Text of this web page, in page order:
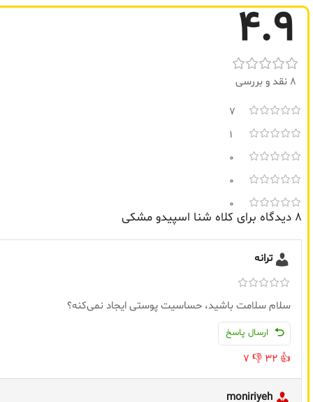
4.9
8 نقد و بررسی
7
1
0
0
0
8 دیدگاه برای کلاه شنا اسپیدو مشکی
ترانه
سلام سلامت باشید، حساسیت پوستی ایجاد نمی‌کنه؟
ارسال پاسخ
👍
32
👎
7
moniriyeh